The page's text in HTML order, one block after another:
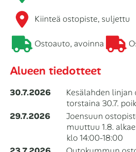
Kiinteä ostopiste, suljettu
Ostoauto, avoinna
Alueen tiedotteet
30.7.2026
Kesälahden linjan
torstaina 30.7.
29.7.2026
⁠Joensuun
muuttuu 1.8.
klo 14:00-18:00